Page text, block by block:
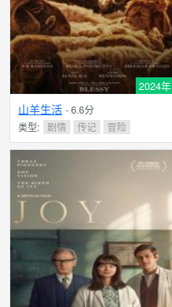
2024年
山羊生活 - 6.6分
类型: 剧情 传记 冒险